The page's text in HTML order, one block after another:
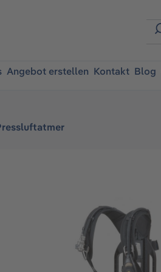
Angebot erstellen Kontakt Blog